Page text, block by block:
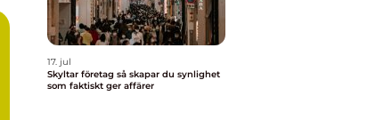
17. jul
Skyltar företag så skapar du synlighet
som faktiskt ger affärer